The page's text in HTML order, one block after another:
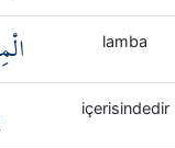
lamba
içerisindedir